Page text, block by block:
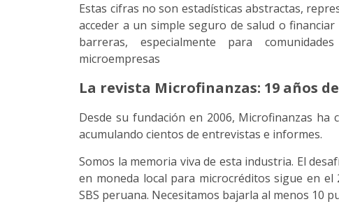
Estas cifras no son estadísticas abstractas,
acceder a un simple seguro de salud o
barreras, especialmente para
microempresas
La revista Microfinanzas: 19 años
Desde su fundación en 2006, Microfinanzas ha
acumulando cientos de entrevistas e informes.
Somos la memoria viva de esta industria. El
en moneda local para microcréditos sigue en
SBS peruana. Necesitamos bajarla al menos 10